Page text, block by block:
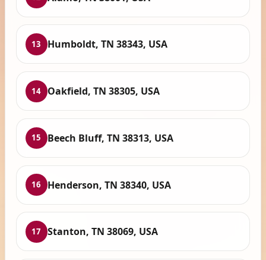
13 Humboldt, TN 38343, USA
14 Oakfield, TN 38305, USA
15 Beech Bluff, TN 38313, USA
16 Henderson, TN 38340, USA
17 Stanton, TN 38069, USA